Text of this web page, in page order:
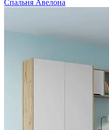
Спальня Авелона